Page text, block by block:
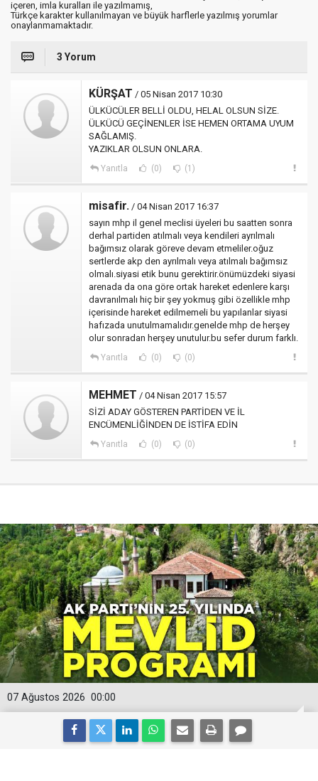
içeren, imla kuralları ile yazılmamış,
Türkçe karakter kullanılmayan ve büyük harflerle yazılmış yorumlar
onaylanmamaktadır.
3 Yorum
KÜRŞAT / 05 Nisan 2017 10:30
ÜLKÜCÜLER BELLİ OLDU, HELAL OLSUN SİZE.
ÜLKÜCÜ GEÇİNENLER İSE HEMEN ORTAMA UYUM
SAĞLAMIŞ.
YAZIKLAR OLSUN ONLARA.
Yanıtla (0) (1)
misafir. / 04 Nisan 2017 16:37
sayın mhp il genel meclisi üyeleri bu saatten sonra
derhal partiden atılmalı veya kendileri ayrılmalı
bağımsız olarak göreve devam etmeliler.oğuz
sertlerde akp den ayrılmalı veya atılmalı bağımsız
olmalı.siyasi etik bunu gerektirir.önümüzdeki siyasi
arenada da ona göre ortak hareket edenlere karşı
davranılmalı hiç bir şey yokmuş gibi özellikle mhp
içerisinde hareket edilmemeli bu yapılanlar siyasi
hafızada unutulmamalıdır.genelde mhp de herşey
olur sonradan herşey unutulur.bu sefer durum farklı.
Yanıtla (0) (0)
MEHMET / 04 Nisan 2017 15:57
SİZİ ADAY GÖSTEREN PARTİDEN VE İL
ENCÜMENLİĞİNDEN DE İSTİFA EDİN
Yanıtla (0) (0)
00:00
07 Ağustos 2026